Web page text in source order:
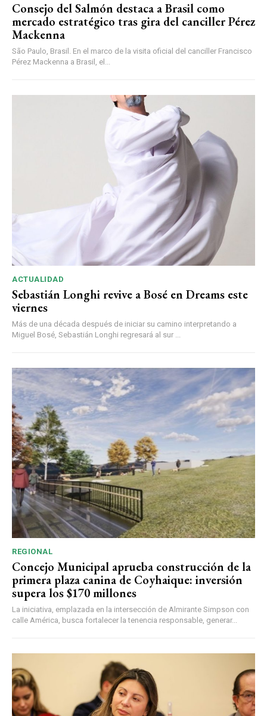
Consejo del Salmón destaca a Brasil como
mercado estratégico tras gira del canciller Pérez
Mackenna
São Paulo, Brasil. En el marco de la visita oficial del canciller Francisco
Pérez Mackenna a Brasil, el...
ACTUALIDAD
Sebastián Longhi revive a Bosé en Dreams este
viernes
Más de una década después de iniciar su camino interpretando a
Miguel Bosé, Sebastián Longhi regresará al sur ...
REGIONAL
Concejo Municipal aprueba construcción de la
primera plaza canina de Coyhaique: inversión
supera los $170 millones
La iniciativa, emplazada en la intersección de Almirante Simpson con
calle América, busca fortalecer la tenencia responsable, generar...